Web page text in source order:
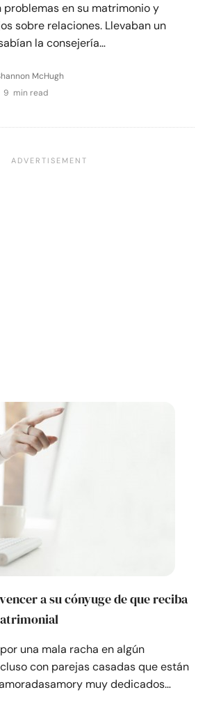
problemas en su matrimonio y
sobre relaciones. Llevaban un
la consejería…
McHugh
9 min read
a su cónyuge de que reciba
una mala racha en algún
con parejas casadas que están
muy dedicados…